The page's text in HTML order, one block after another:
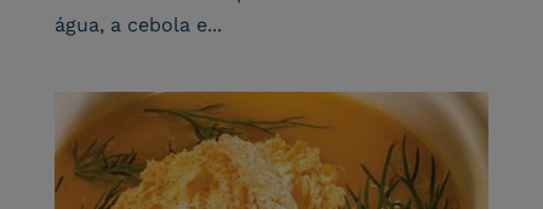
água, a cebola e...